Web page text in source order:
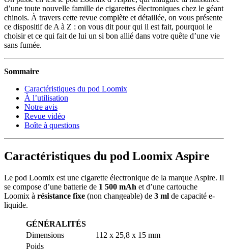
d’une toute nouvelle famille de cigarettes électroniques chez le géant
chinois. À travers cette revue complète et détaillée, on vous présente
ce dispositif de A à Z : on vous dit pour qui il est fait, pourquoi le
choisir et ce qui fait de lui un si bon allié dans votre quête d’une vie
sans fumée.
Sommaire
Caractéristiques du pod Loomix
À l’utilisation
Notre avis
Revue vidéo
Boîte à questions
Caractéristiques du pod Loomix Aspire
Le pod Loomix est une cigarette électronique de la marque Aspire. Il
se compose d’une batterie de 1 500 mAh et d’une cartouche
Loomix à résistance fixe (non changeable) de 3 ml de capacité e-
liquide.
GÉNÉRALITÉS
Dimensions
112 x 25,8 x 15 mm
Poids